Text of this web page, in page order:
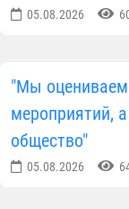
05.08.2026
"Мы оцениваем
мероприятий,
общество"
05.08.2026